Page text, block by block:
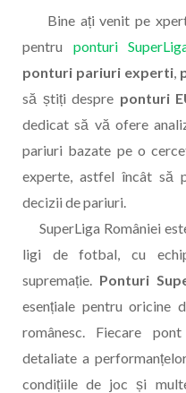
Bine ați venit pe
pentru ponturi
ponturi pariuri experti,
să știți despre ponturi
dedicat să vă ofere
pariuri bazate pe o
experte, astfel încât să
decizii de pariuri.
SuperLiga României
ligi de fotbal, cu
supremație. Ponturi
esențiale pentru oricine
românesc. Fiecare
detaliate a
condițiile de joc și